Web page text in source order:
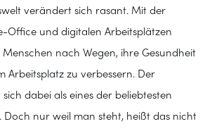
verändert sich rasant. Mit der
Office und digitalen Arbeitsplätzen
nach Wegen, ihre Gesundheit
Arbeitsplatz zu verbessern. Der
dabei als eines der beliebtesten
Doch nur weil man steht, heißt das nicht